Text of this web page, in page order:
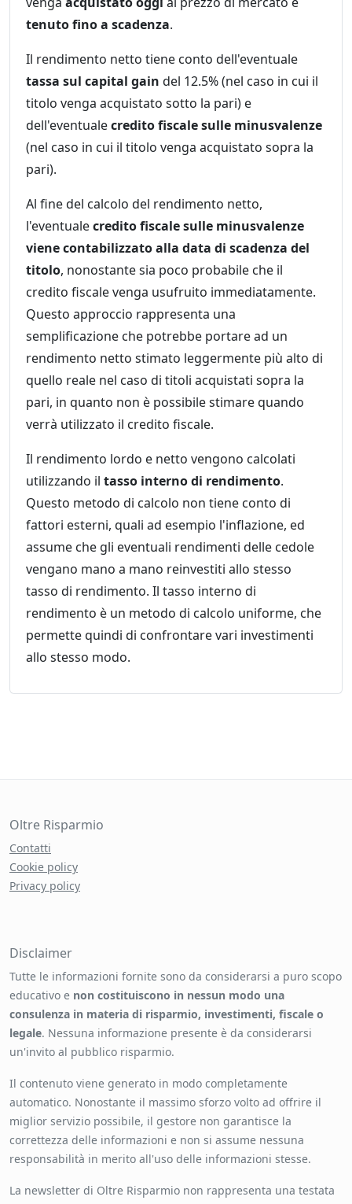
tenuto fino a scadenza.
Il rendimento netto tiene conto dell'eventuale
tassa sul capital gain del 12.5% (nel caso in cui il
titolo venga acquistato sotto la pari) e
dell'eventualecredito fiscale sulle minusvalenze
(nel caso in cui il titolo venga acquistato sopra la
pari).
Al fine del calcolo del rendimento netto,
l'eventualecredito fiscale sulle minusvalenze
viene contabilizzato alla data di scadenza del
titolo, nonostante sia poco probabile che il
credito fiscale venga usufruito immediatamente.
Questo approccio rappresenta una
semplificazione che potrebbe portare ad un
rendimento netto stimato leggermente più alto di
quello reale nel caso di titoli acquistati sopra la
pari, in quanto non è possibile stimare quando
verrà utilizzato il credito fiscale.
Il rendimento lordo e netto vengono calcolati
utilizzando il tasso interno di rendimento.
Questo metodo di calcolo non tiene conto di
fattori esterni, quali ad esempio l'inflazione, ed
assume che gli eventuali rendimenti delle cedole
vengano mano a mano reinvestiti allo stesso
tasso di rendimento. Il tasso interno di
rendimento è un metodo di calcolo uniforme, che
permette quindi di confrontare vari investimenti
allo stesso modo.
Oltre Risparmio
Contatti
Cookie policy
Privacy policy
Disclaimer
Tutte le informazioni fornite sono da considerarsi a puro scopo
educativo e non costituiscono in nessun modo una
consulenza in materia di risparmio, investimenti, fiscale o
legale. Nessuna informazione presente è da considerarsi
un'invito al pubblico risparmio.
Il contenuto viene generato in modo completamente
automatico. Nonostante il massimo sforzo volto ad offrire il
miglior servizio possibile, il gestore non garantisce la
correttezza delle informazioni e non si assume nessuna
responsabilità in merito all'uso delle informazioni stesse.
La newsletter di Oltre Risparmio non rappresenta una testata